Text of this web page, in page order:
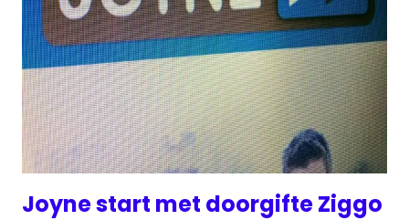
Joyne start met doorgifte Ziggo